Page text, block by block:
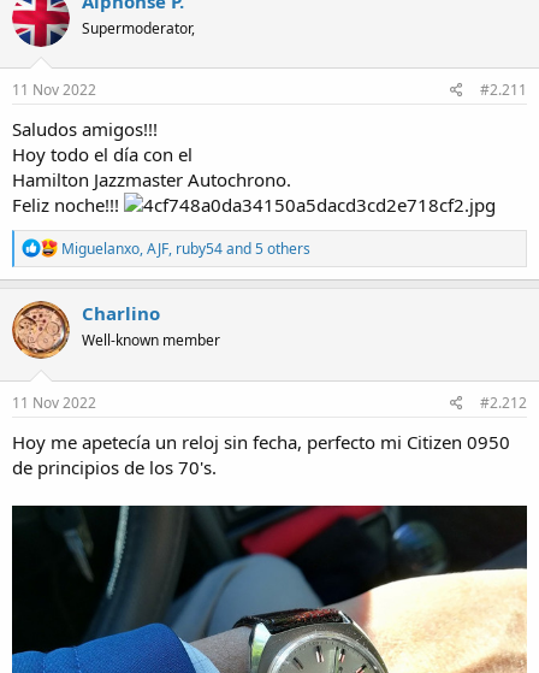
t
i
o
n
s
Supermoderator,
11 Nov 2022 #2.211
Saludos amigos!!!
Hoy todo el día con el
Hamilton Jazzmaster Autochrono.
Feliz noche!!!
R
e
a
c
t
i
n
s
Miguelanxo,AJF, ruby54and 5 others
Charlino
Well-known member
11 Nov 2022 #2.212
Hoy me apetecía un reloj sin fecha, perfecto mi Citizen 0950
de principios de los 70's.